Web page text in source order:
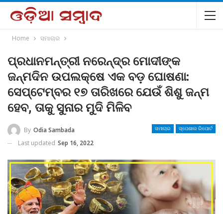
Home ସମାଚାର
ପ୍ରଧାନମନ୍ତ୍ରୀ ନରେନ୍ଦ୍ର ମୋଦୀଙ୍କ
ଜନ୍ମଦିନ ଉପଲକ୍ଷେ ଏକ ବଡ଼ ଘୋଷଣା:
ସେପ୍ଟେମ୍ବର ୧୭ ତାରିଖରେ ଯେଉଁ ଶିଶୁ ଜନ୍ମ
ହେବ, ତାକୁ ସୁନାର ମୁଦି ମିଳିବ
ସମାଚାର ସ୍ପେଶାଲ ରିପୋର୍ଟ
By Odia Sambada
Last updated Sep 16, 2022